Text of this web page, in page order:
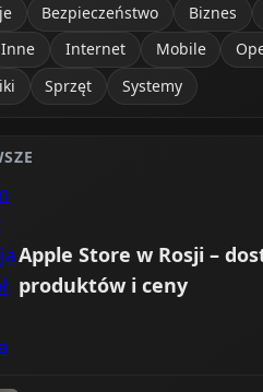
Bezpieczeństwo Biznes
Inne Internet Mobile
Sprzęt Systemy
Apple Store w Rosji –
produktów i ceny